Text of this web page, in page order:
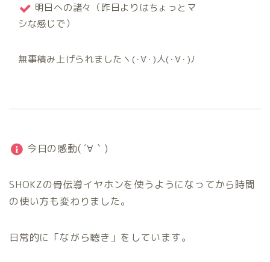
明日への諸々（昨日よりはちょっとマ
シな感じで）
無事積み上げられましたヽ(･∀･)人(･∀･)ﾉ
今日の感動( ´∀｀)
SHOKZの骨伝導イヤホンを使うようになってから時間
の使い方も変わりました。
日常的に「ながら聴き」をしています。